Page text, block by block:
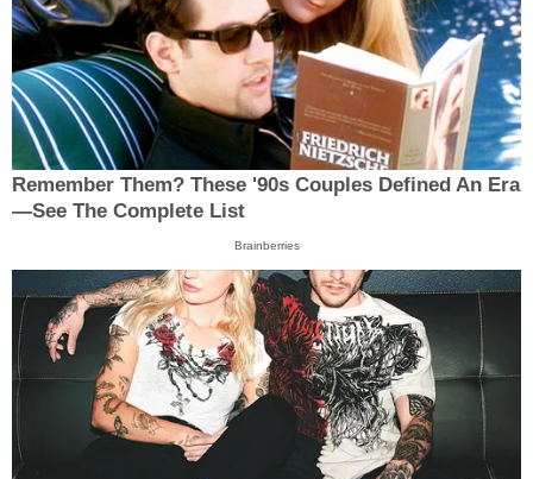
Remember Them? These '90s Couples Defined An Era
—See The Complete List
Brainberries